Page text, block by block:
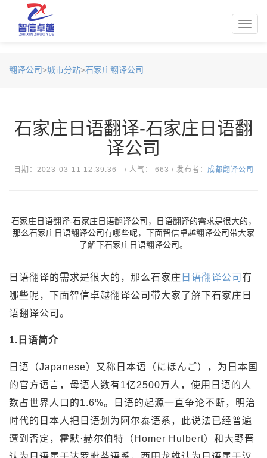
翻译公司>城市分站>石家庄翻译公司
石家庄日语翻译-石家庄日语翻
译公司
日期：2023-03-11 12:39:36 / 人气： 663 / 发布者： 成都翻译公司
石家庄日语翻译-石家庄日语翻译公司，日语翻译的需求是很大的，
那么石家庄日语翻译公司有哪些呢，下面智信卓越翻译公司带大家
了解下石家庄日语翻译公司。
日语翻译的需求是很大的，那么石家庄 日语翻译公司 有
哪些呢，下面智信卓越翻译公司带大家了解下石家庄日
语翻译公司。
1.日语简介
日语（Japanese）又称日本语（にほんご），为日本国
的官方语言，母语人数有1亿2500万人，使用日语的人
数占世界人口的1.6%。日语的起源一直争论不断，明治
时代的日本人把日语划为阿尔泰语系，此说法已经普遍
遭到否定，霍默·赫尔伯特（Homer Hulbert）和大野晋